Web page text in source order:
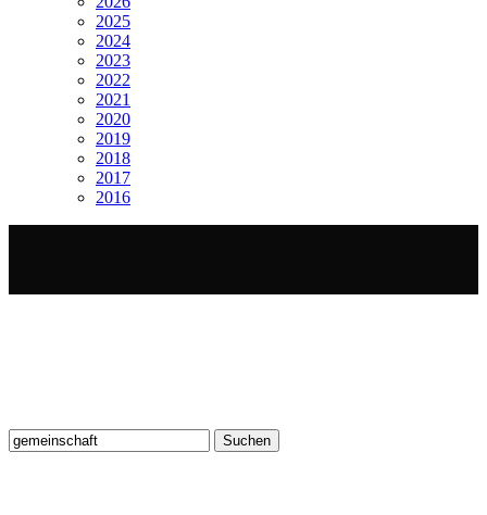
2025
2024
2023
2022
2021
2020
2019
2018
2017
2016
Suchen
nach: